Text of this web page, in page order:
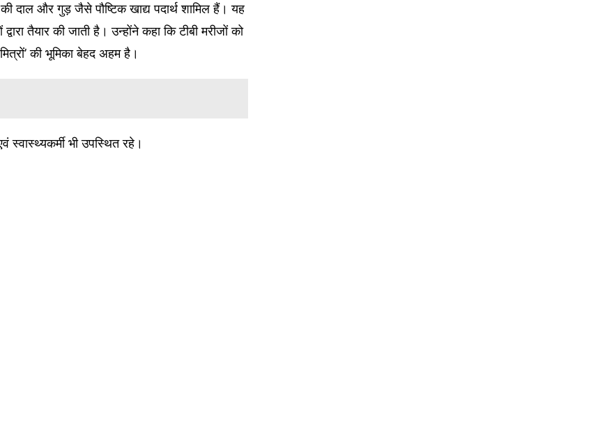
दाल और गुड़ जैसे पौष्टिक खाद्य पदार्थ शामिल हैं। यह
तैयार की जाती है। उन्होंने कहा कि टीबी मरीजों को
की भूमिका बेहद अहम है।
स्वास्थ्यकर्मी भी उपस्थित रहे।